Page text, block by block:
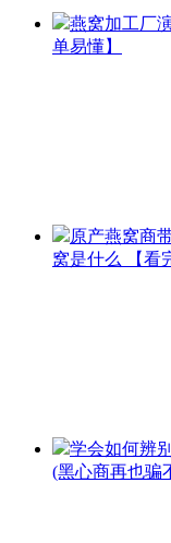
燕窝加工厂
单易懂】
原产燕窝商
窝是什么
【看
学会如何辨
(黑心商再也骗